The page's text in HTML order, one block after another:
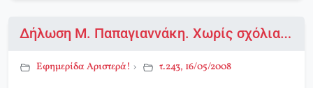
Δήλωση Μ. Παπαγιαννάκη. Χωρίς σχόλια…
Εφημερίδα Αριστερά! › τ.243, 16/05/2008